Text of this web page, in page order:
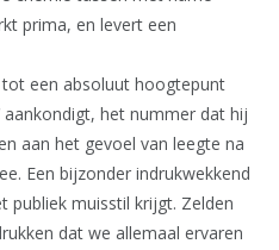
prima, en levert een
een absoluut hoogtepunt
aankondigt, het nummer dat hij
aan het gevoel van leegte na
Een bijzonder indrukwekkend
publiek muisstil krijgt. Zelden
dat we allemaal ervaren